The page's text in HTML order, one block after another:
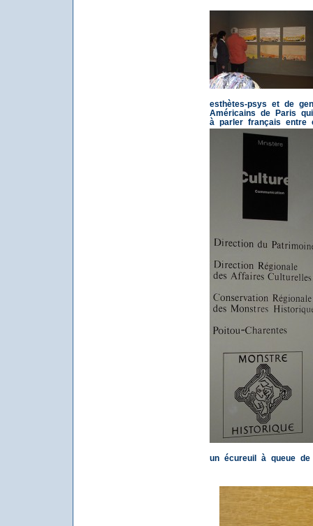
esthètes-psys et de
Américains de Paris
à parler français entre
un écureuil à queue de